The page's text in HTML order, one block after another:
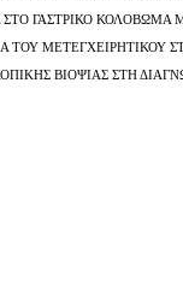
ΣΤΟ ΓΑΣΤΡΙΚΟ
ΜΕΤΕΓΧΕΙΡΗΤΙΚΟΥ
ΒΙΟΨΙΑΣ ΣΤΗ